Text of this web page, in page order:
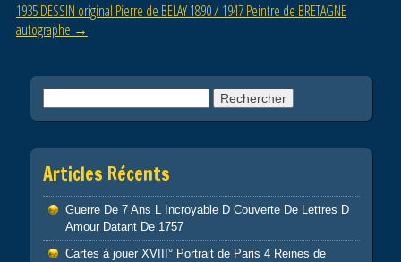
k
1935 DESSIN original Pierre de BELAY 1890 / 1947 Peintre de BRETAGNE
autographe →
Articles Récents
Guerre De 7 Ans L Incroyable D Couverte De Lettres D
Amour Datant De 1757
Cartes à jouer XVIII° Portrait de Paris 4 Reines de